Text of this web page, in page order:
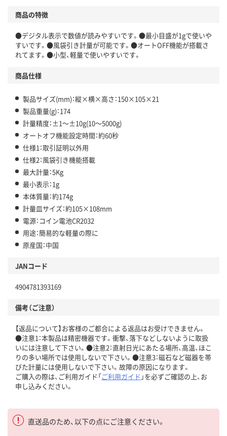
商品の特徴
●デジタル表示で数値が読みやすいです。●最小目盛が1gで使いや
すいです。●風袋引き計量が可能です。●オートOFF機能が搭載さ
れてます。●小型、軽量で使いやすいです。
商品仕様
製品サイズ(mm)：縦×横×高さ：150×105×21
製品重量(g)：174
計量精度：±1～±10g(10～5000g)
オートオフ機能設定時間：約60秒
仕様1：取引証明以外用
仕様2：風袋引き機能搭載
最大計量：5Kg
最小表示：1g
本体質量：約174g
計量皿サイズ：約105×108mm
電源：コイン電池CR2032
用途：簡易的な軽量の際に
原産国：中国
JANコード
4904781393169
備考（ご注意）
【返品について】お客様のご都合による返品はお受けできません。
●注意1：本製品は精密機器です。衝撃、落下などしないように取扱
いには注意して下さい。●注意2：直射日光にあたる場所、高温、ほこ
りの多い場所では使用しないで下さい。●注意3：磁石など磁器を帯
びた計量には使用しないで下さい。故障の原因になります。
ご購入の際は、ご利用ガイド「ご利用ガイド 」を必ずご確認の上、お
申し込みください。
直送品のため、以下の点にご注意ください。